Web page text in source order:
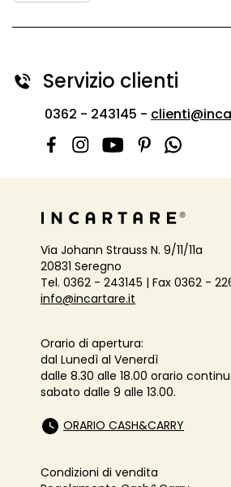
Servizio clienti
0362 - 243145 -
Via Johann Strauss N. 9/11/11a
20831 Seregno
Tel. 0362 - 243145 | Fax 0362 -
info@incartare.it
Orario di apertura:
dal Lunedì al Venerdì
dalle 8.30 alle 18.00 orario
sabato dalle 9 alle 13.00.
ORARIO CASH&CARRY
Condizioni di vendita